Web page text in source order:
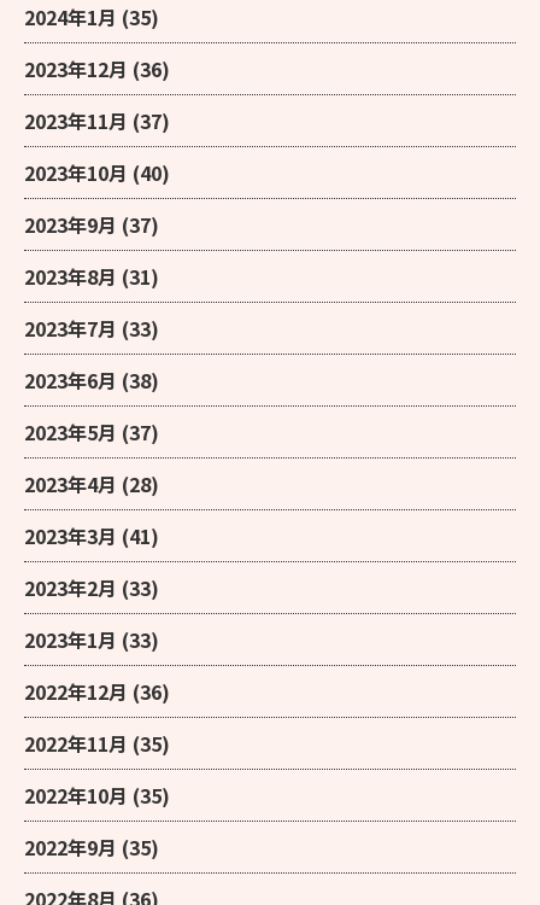
2024年1月 (35)
2023年12月 (36)
2023年11月 (37)
2023年10月 (40)
2023年9月 (37)
2023年8月 (31)
2023年7月 (33)
2023年6月 (38)
2023年5月 (37)
2023年4月 (28)
2023年3月 (41)
2023年2月 (33)
2023年1月 (33)
2022年12月 (36)
2022年11月 (35)
2022年10月 (35)
2022年9月 (35)
2022年8月 (36)